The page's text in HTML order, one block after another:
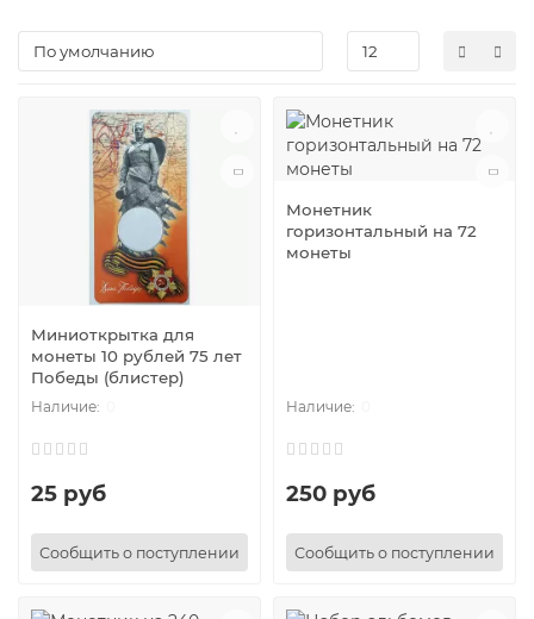
Миниоткрытка для
монеты 10 рублей 75 лет
Победы (блистер)
25 руб
Сообщить о поступлении
Монетник
горизонтальный на 72
монеты
250 руб
Сообщить о поступлении